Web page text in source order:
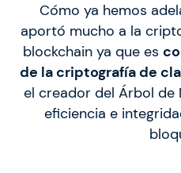
Cómo ya hemos
aportó mucho a la
blockchain ya que es
de la criptografía de
el creador del Árbol de
eficiencia e